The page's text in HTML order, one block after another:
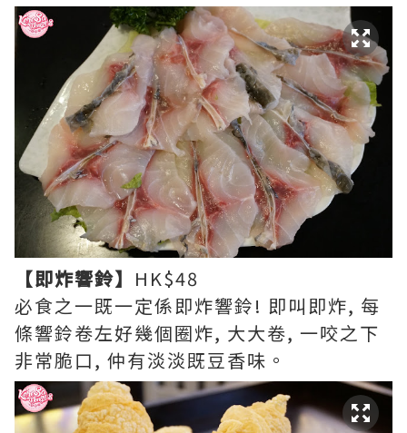
【即炸響鈴】 HK$48
必食之一既一定係即炸響鈴! 即叫即炸, 每
條響鈴卷左好幾個圈炸, 大大卷, 一咬之下
非常脆口, 仲有淡淡既豆香味。